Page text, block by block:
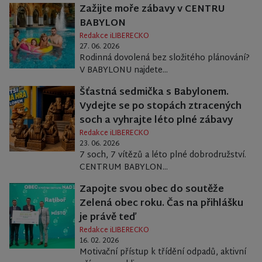
Zažijte moře zábavy v CENTRU
BABYLON
Redakce iLIBERECKO
27. 06. 2026
Rodinná dovolená bez složitého plánování?
V BABYLONU najdete...
Šťastná sedmička s Babylonem.
Vydejte se po stopách ztracených
soch a vyhrajte léto plné zábavy
Redakce iLIBERECKO
23. 06. 2026
7 soch, 7 vítězů a léto plné dobrodružství.
CENTRUM BABYLON...
Zapojte svou obec do soutěže
Zelená obec roku. Čas na přihlášku
je právě teď
Redakce iLIBERECKO
16. 02. 2026
Motivační přístup k třídění odpadů, aktivní